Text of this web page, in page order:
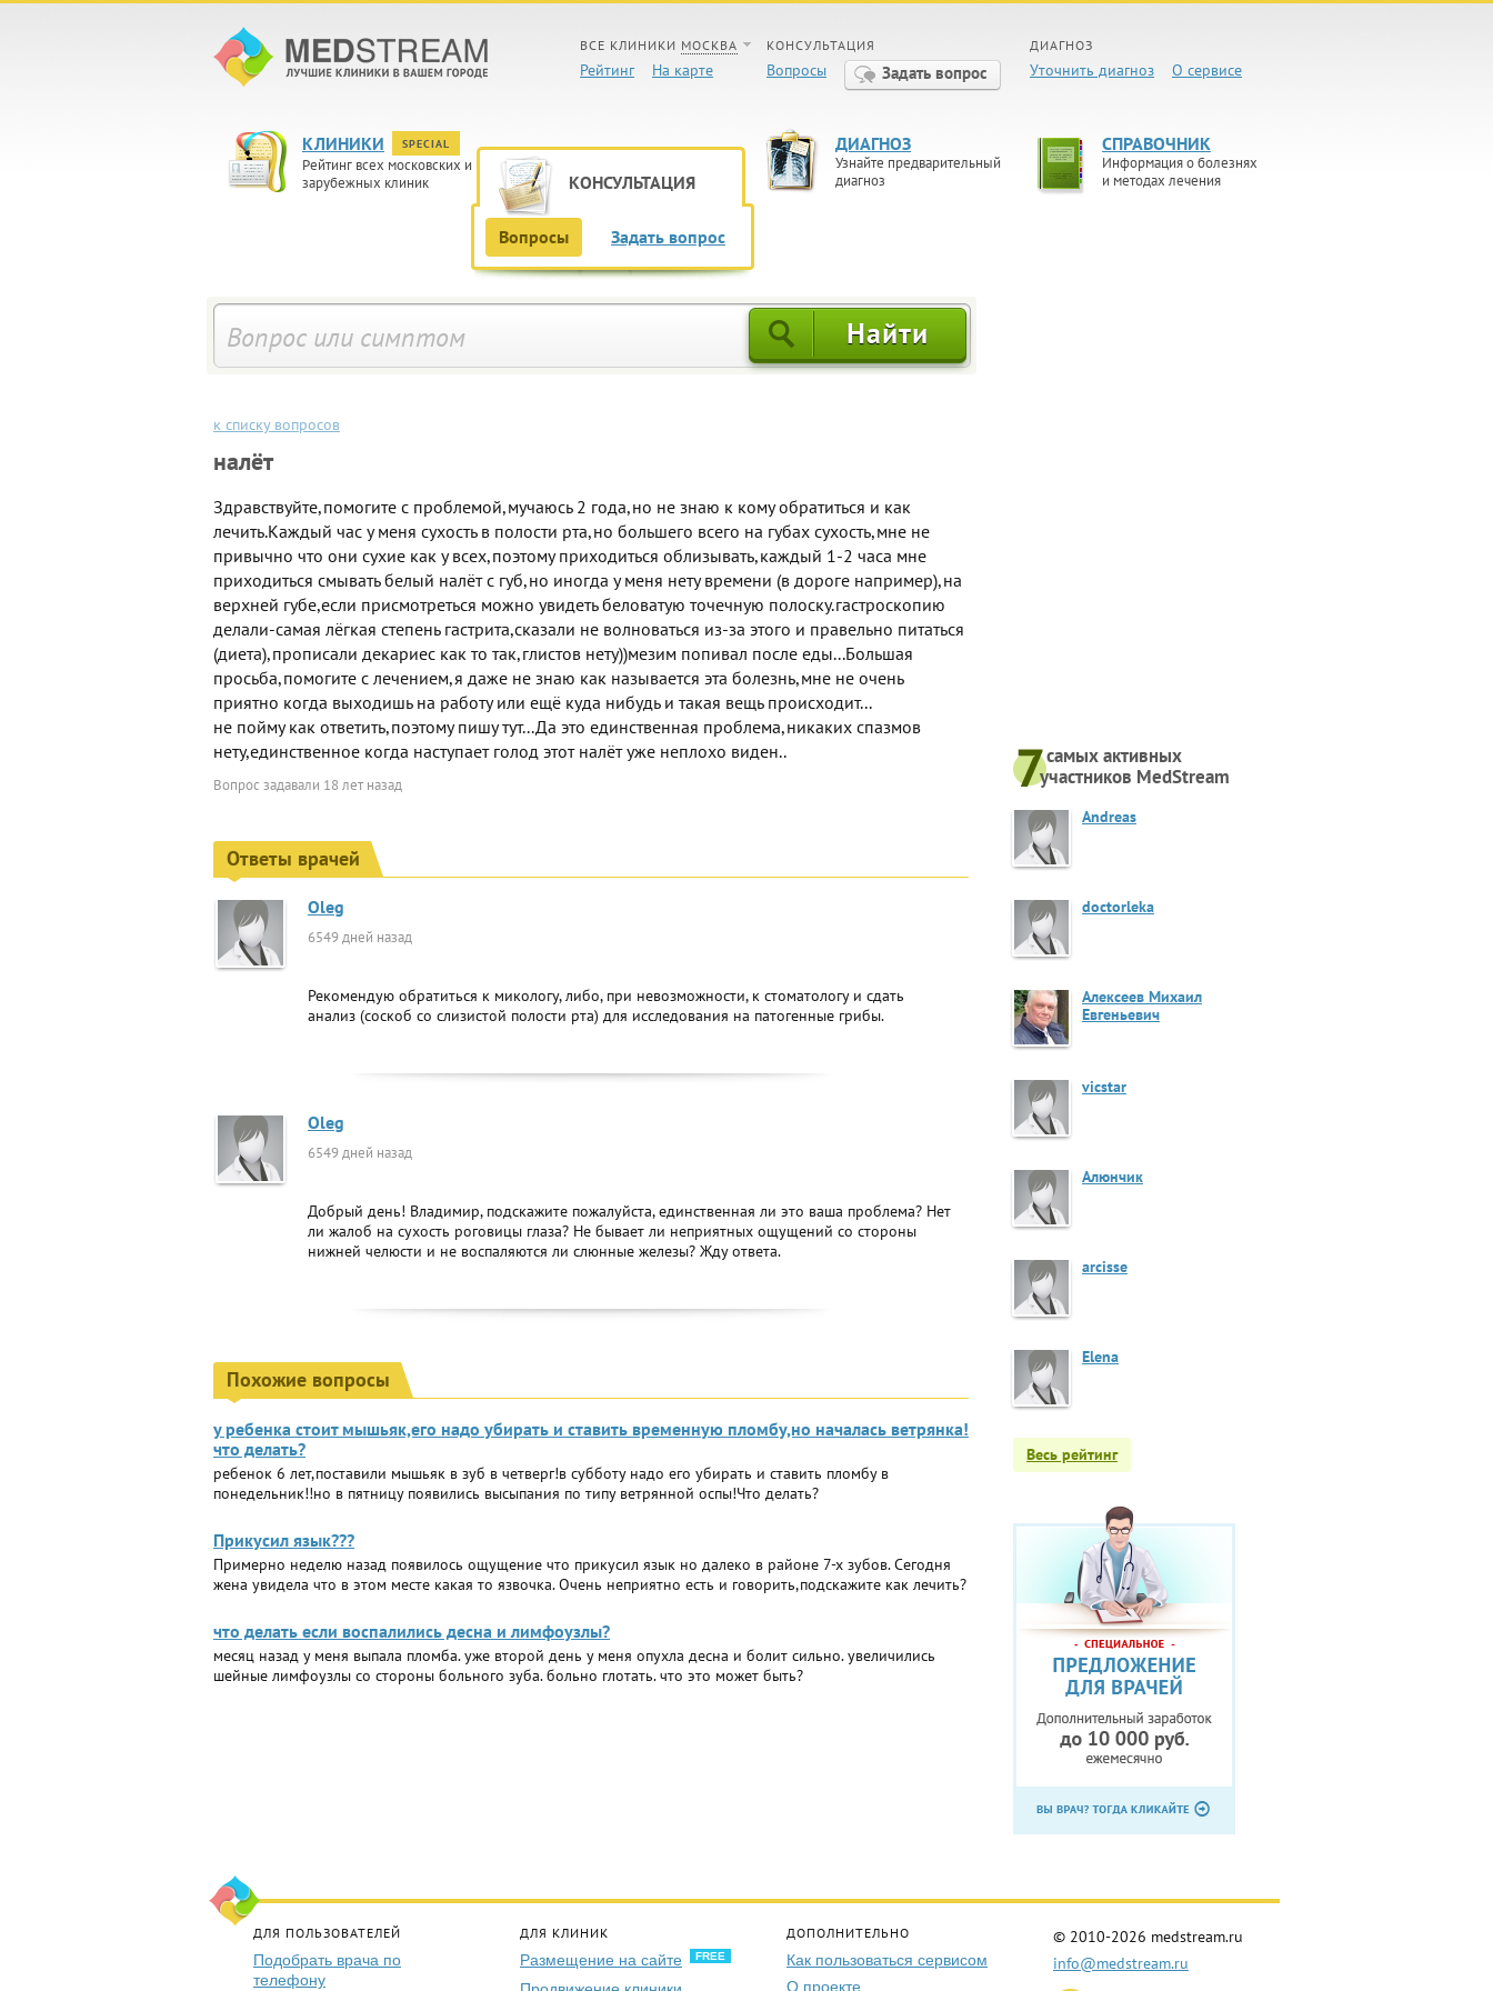
ВСЕ КЛИНИКИ МОСКВА
Рейтинг На карте
КОНСУЛЬТАЦИЯ
Вопросы Задать вопрос
ДИАГНОЗ
Уточнить диагноз О сервисе
КЛИНИКИ SPECIAL
Рейтинг всех московских и
зарубежных клиник
КОНСУЛЬТАЦИЯ
ДИАГНОЗ
Узнайте предварительный
диагноз
СПРАВОЧНИК
Информация о болезнях
и методах лечения
Вопросы Задать вопрос
к списку вопросов
налёт
Здравствуйте,помогите с проблемой,мучаюсь 2 года,но не знаю к кому обратиться и как
лечить.Каждый час у меня сухость в полости рта,но большего всего на губах сухость,мне не
привычно что они сухие как у всех,поэтому приходиться облизывать,каждый 1-2 часа мне
приходиться смывать белый налёт с губ,но иногда у меня нету времени (в дороге например),на
верхней губе,если присмотреться можно увидеть беловатую точечную полоску.гастроскопию
делали-самая лёгкая степень гастрита,сказали не волноваться из-за этого и правельно питаться
(диета),прописали декариес как то так,глистов нету))мезим попивал после еды...Большая
просьба,помогите с лечением,я даже не знаю как называется эта болезнь,мне не очень
приятно когда выходишь на работу или ещё куда нибудь и такая вещь происходит...
не пойму как ответить,поэтому пишу тут...Да это единственная проблема,никаких спазмов
нету,единственное когда наступает голод этот налёт уже неплохо виден..
Вопрос задавали 18 лет назад
Ответы врачей
Oleg
6549 дней назад
Рекомендую обратиться к микологу, либо, при невозможности, к стоматологу и сдать
анализ (соскоб со слизистой полости рта) для исследования на патогенные грибы.
Oleg
6549 дней назад
Добрый день! Владимир, подскажите пожалуйста, единственная ли это ваша проблема? Нет
ли жалоб на сухость роговицы глаза? Не бывает ли неприятных ощущений со стороны
нижней челюсти и не воспаляются ли слюнные железы? Жду ответа.
Похожие вопросы
у ребенка стоит мышьяк,его надо убирать и ставить временную пломбу,но началась ветрянка!
что делать?
ребенок 6 лет,поставили мышьяк в зуб в четверг!в субботу надо его убирать и ставить пломбу в
понедельник!!но в пятницу появились высыпания по типу ветрянной оспы!Что делать?
Прикусил язык???
Примерно неделю назад появилось ощущение что прикусил язык но далеко в районе 7-х зубов. Сегодня
жена увидела что в этом месте какая то язвочка. Очень неприятно есть и говорить,подскажите как лечить?
что делать если воспалились десна и лимфоузлы?
месяц назад у меня выпала пломба. уже второй день у меня опухла десна и болит сильно. увеличились
шейные лимфоузлы со стороны больного зуба. больно глотать. что это может быть?
самых активныx
участников MedStream
Andreas
doctorleka
Алексеев Михаил
Евгеньевич
vicstar
Алюнчик
arcisse
Elena
Весь рейтинг
ДЛЯ ПОЛЬЗОВАТЕЛЕЙ
Подобрать врача по
телефону
ДЛЯ КЛИНИК
Размещение на сайте FREE
ДОПОЛНИТЕЛЬНО
Как пользоваться сервисом
О проекте
© 2010-2026 medstream.ru
info@medstream.ru